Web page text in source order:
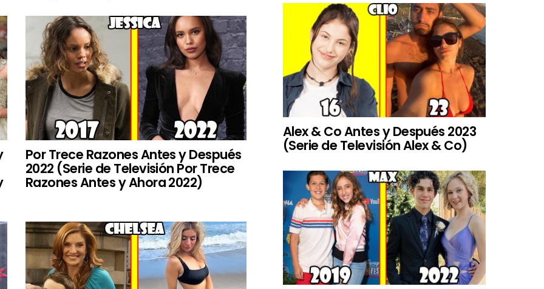
Por Trece Razones Antes y Después
2022 (Serie de Televisión Por Trece
Razones Antes y Ahora 2022)
Alex & Co Antes y Después 2023
(Serie de Televisión Alex & Co)